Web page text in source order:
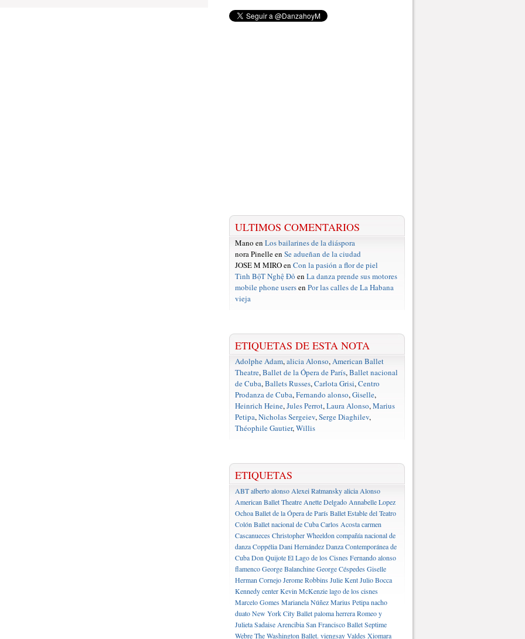
ULTIMOS COMENTARIOS
Mano en Los bailarines de la diáspora
nora Pinelle en Se adueñan de la ciudad
JOSE M MIRO en Con la pasión a flor de piel
Tinh BộT Nghệ Đỏ en La danza prende sus motores
mobile phone usersen Por las calles de La Habana
vieja
ETIQUETAS DE ESTA NOTA
Adolphe Adam,alicia Alonso,American Ballet
Theatre,Ballet de la Ópera de París,Ballet nacional
de Cuba,Ballets Russes,Carlota Grisi,Centro
Prodanza de Cuba,Fernando alonso,Giselle,
Heinrich Heine,Jules Perrot,Laura Alonso,Marius
Petipa,Nicholas Sergeiev,Serge Diaghilev,
Théophile Gautier,Willis
ETIQUETAS
ABTalberto alonso Alexei Ratmanskyalicia Alonso
American Ballet Theatre Anette Delgado Annabelle Lopez
OchoaBallet de la Ópera de ParísBallet Estable del Teatro
Colón Ballet nacional de CubaCarlos Acostacarmen
CascanuecesChristopher Wheeldon compañía nacional de
danzaCoppéliaDani HernándezDanza Contemporánea de
CubaDon QuijoteEl Lago de los CisnesFernando alonso
flamencoGeorge BalanchineGeorge CéspedesGiselle
Herman CornejoJerome RobbinsJulie KentJulio Bocca
Kennedy centerKevin McKenzielago de los cisnes
Marcelo GomesMarianela NúñezMarius Petipanacho
duatoNew York City Balletpaloma herreraRomeo y
JulietaSadaise ArencibiaSan Francisco BalletSeptime
WebreThe Washington Ballet. viengsay ValdesXiomara